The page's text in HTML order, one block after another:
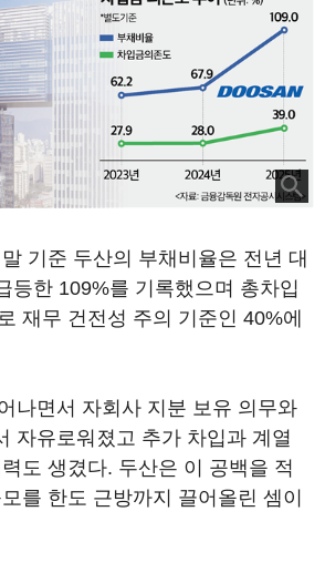
기준 두산의 부채비율은 전년 대
등한 109%를 기록했으며 총차입
재무 건전성 주의 기준인 40%에
나면서 자회사 지분 보유 의무와
자유로워졌고 추가 차입과 계열
도 생겼다. 두산은 이 공백을 적
를 한도 근방까지 끌어올린 셈이